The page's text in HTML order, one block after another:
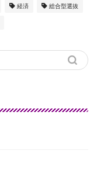
経済 総合型選抜